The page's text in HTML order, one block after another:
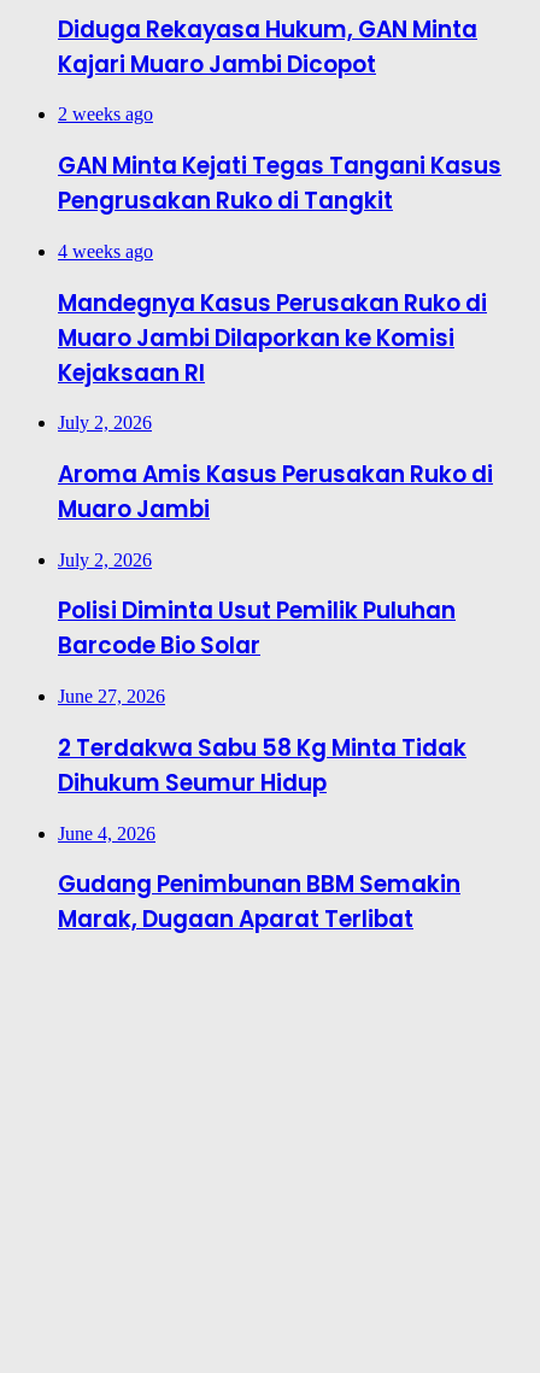
Diduga Rekayasa Hukum, GAN Minta
Kajari Muaro Jambi Dicopot
2 weeks ago
GAN Minta Kejati Tegas Tangani Kasus
Pengrusakan Ruko di Tangkit
4 weeks ago
Mandegnya Kasus Perusakan Ruko di
Muaro Jambi Dilaporkan ke Komisi
Kejaksaan RI
July 2, 2026
Aroma Amis Kasus Perusakan Ruko di
Muaro Jambi
July 2, 2026
Polisi Diminta Usut Pemilik Puluhan
Barcode Bio Solar
June 27, 2026
2 Terdakwa Sabu 58 Kg Minta Tidak
Dihukum Seumur Hidup
June 4, 2026
Gudang Penimbunan BBM Semakin
Marak, Dugaan Aparat Terlibat